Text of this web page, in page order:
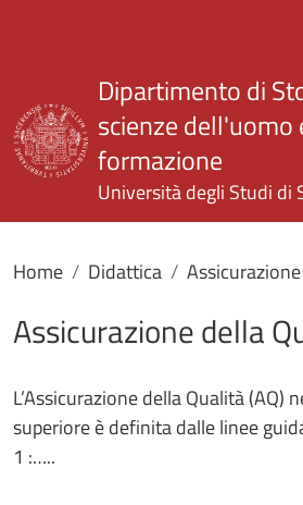
Salta
Dipartimento di
scienze dell'uomo
formazione
Università degli Studi di
Home Didattica
Assicurazione della
L’Assicurazione della Qualità (AQ)
superiore è definita dalle linee
1 :…..